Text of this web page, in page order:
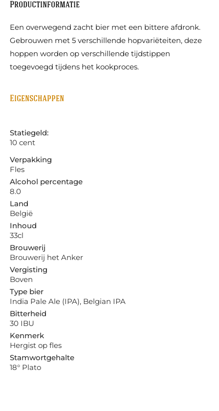
Productinformatie
Een overwegend zacht bier met een bittere afdronk.
Gebrouwen met 5 verschillende hopvariëteiten, deze
hoppen worden op verschillende tijdstippen
toegevoegd tijdens het kookproces.
Eigenschappen
Statiegeld:
10 cent
Verpakking
Fles
Alcohol percentage
8.0
Land
België
Inhoud
33cl
Brouwerij
Brouwerij het Anker
Vergisting
Boven
Type bier
India Pale Ale (IPA), Belgian IPA
Bitterheid
30 IBU
Kenmerk
Hergist op fles
Stamwortgehalte
18° Plato